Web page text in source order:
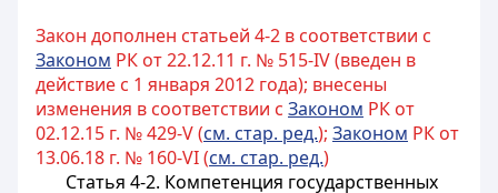
Закон дополнен статьей 4-2 в соответствии с
Законом РК от 22.12.11 г. № 515-IV (введен в
действие с 1 января 2012 года); внесены
изменения в соответствии с Законом РК от
02.12.15 г. № 429-V (см. стар. ред.); Законом РК от
13.06.18 г. № 160-VI (см. стар. ред.)
Статья 4-2. Компетенция государственных